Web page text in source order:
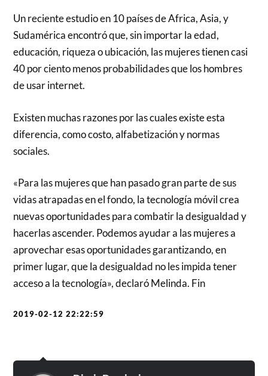
Un reciente estudio en 10 países de Africa, Asia, y
Sudamérica encontró que, sin importar la edad,
educación, riqueza o ubicación, las mujeres tienen casi
40 por ciento menos probabilidades que los hombres
de usar internet.
Existen muchas razones por las cuales existe esta
diferencia, como costo, alfabetización y normas
sociales.
«Para las mujeres que han pasado gran parte de sus
vidas atrapadas en el fondo, la tecnología móvil crea
nuevas oportunidades para combatir la desigualdad y
hacerlas ascender. Podemos ayudar a las mujeres a
aprovechar esas oportunidades garantizando, en
primer lugar, que la desigualdad no les impida tener
acceso a la tecnología», declaró Melinda. Fin
2019-02-12 22:22:59